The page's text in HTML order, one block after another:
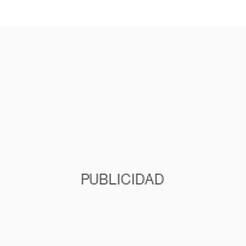
PUBLICIDAD